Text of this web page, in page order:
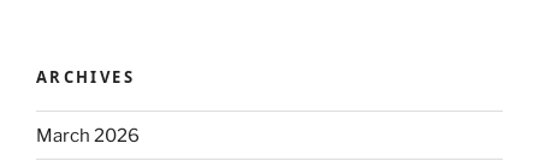
ARCHIVES
March 2026